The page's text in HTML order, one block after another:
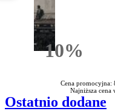
10%Rabatu
Cena promocyjna:
Najniższa cena
Ostatnio dodane